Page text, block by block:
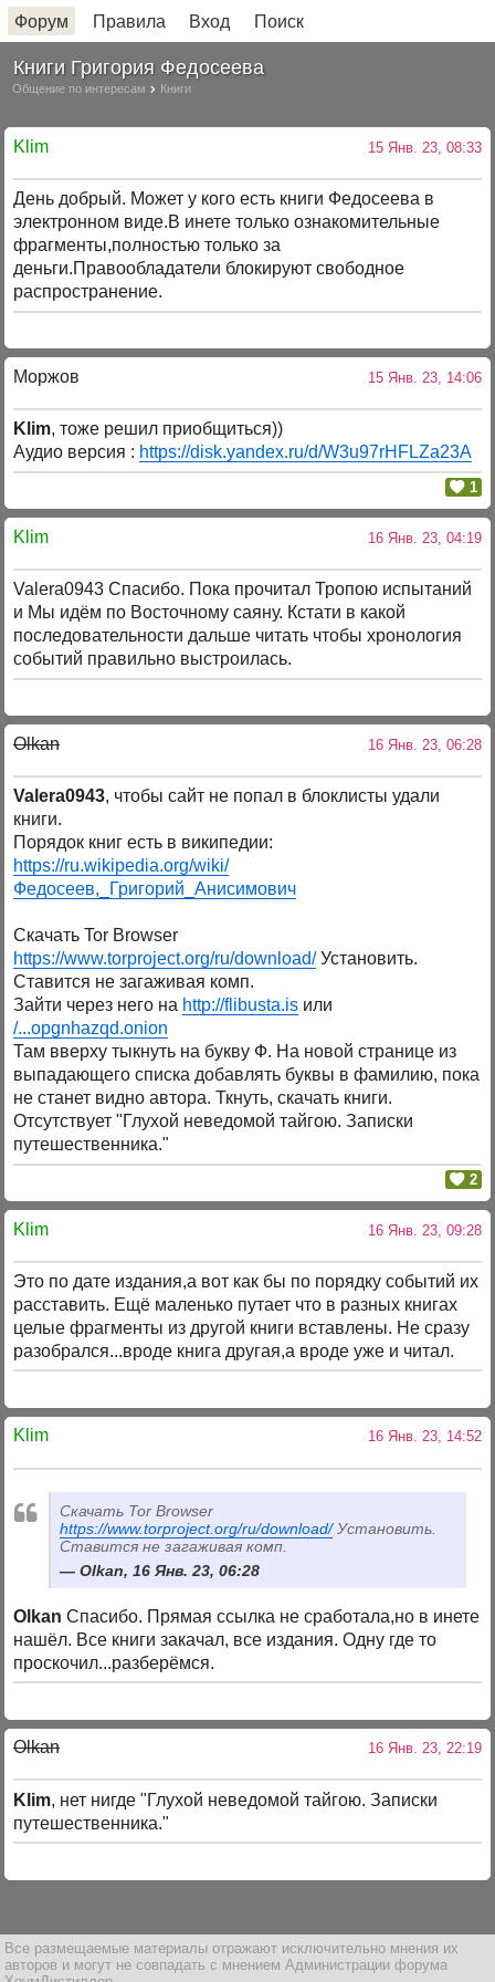
Форум Правила Вход Поиск
Книги Григория Федосеева
Общение по интересам Книги
Klim 15 Янв. 23, 08:33
День добрый. Может у кого есть книги Федосеева в
электронном виде.В инете только ознакомительные
фрагменты,полностью только за
деньги.Правообладатели блокируют свободное
распространение.
Моржов 15 Янв. 23, 14:06
Klim, тоже решил приобщиться))
Аудио версия : https://disk.yandex.ru/d/W3u97rHFLZa23A
1
Klim 16 Янв. 23, 04:19
Valera0943 Спасибо. Пока прочитал Тропою испытаний
и Мы идём по Восточному саяну. Кстати в какой
последовательности дальше читать чтобы хронология
событий правильно выстроилась.
Olkan 16 Янв. 23, 06:28
Valera0943, чтобы сайт не попал в блоклисты удали
книги.
Порядок книг есть в википедии:
https://ru.wikipedia.org/wiki/
Федосеев,_Григорий_Анисимович
Скачать Tor Browser
https://www.torproject.org/ru/download/Установить.
Ставится не загаживая комп.
Зайти через него на http://flibusta.is или
/...opgnhazqd.onion
Там вверху тыкнуть на букву Ф. На новой странице из
выпадающего списка добавлять буквы в фамилию, пока
не станет видно автора. Ткнуть, скачать книги.
Отсутствует "Глухой неведомой тайгою. Записки
путешественника."
2
Klim 16 Янв. 23, 09:28
Это по дате издания,а вот как бы по порядку событий их
расставить. Ещё маленько путает что в разных книгах
целые фрагменты из другой книги вставлены. Не сразу
разобрался...вроде книга другая,а вроде уже и читал.
Klim 16 Янв. 23, 14:52
Скачать Tor Browser
https://www.torproject.org/ru/download/Установить.
Ставится не загаживая комп.
Olkan, 16 Янв. 23, 06:28
Olkan Спасибо. Прямая ссылка не сработала,но в инете
нашёл. Все книги закачал, все издания. Одну где то
проскочил...разберёмся.
Olkan 16 Янв. 23, 22:19
Klim, нет нигде "Глухой неведомой тайгою. Записки
путешественника."
Все размещаемые материалы отражают исключительно мнения их
авторов и могут не совпадать с мнением Администрации форума